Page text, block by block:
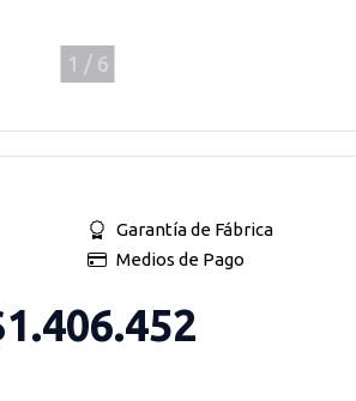
1 / 6
Garantía de Fábrica
Medios de Pago